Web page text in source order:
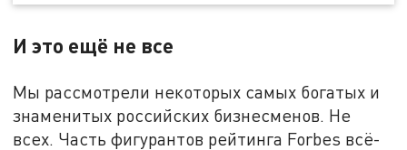
И это ещё не все
Мы рассмотрели некоторых самых богатых и
знаменитых российских бизнесменов. Не
всех. Часть фигурантов рейтинга Forbes всё-